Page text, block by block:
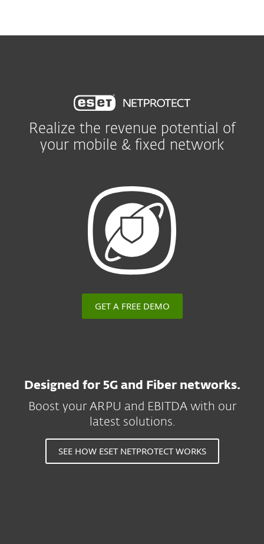
Realize the revenue potential of
your mobile & fixed network
GET A FREE DEMO
Designed for 5G and Fiber networks.
Boost your ARPU and EBITDA with our
latest solutions.
SEE HOW ESET NETPROTECT WORKS